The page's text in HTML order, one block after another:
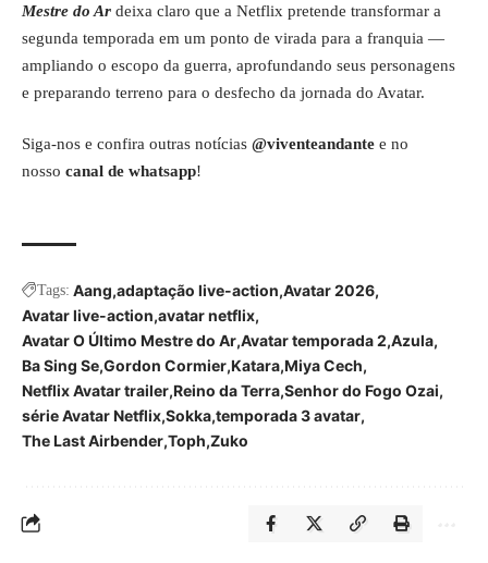
Mestre do Ar deixa claro que a Netflix pretende transformar a
segunda temporada em um ponto de virada para a franquia —
ampliando o escopo da guerra, aprofundando seus personagens
e preparando terreno para o desfecho da jornada do Avatar.
Siga-nos e confira outras notícias @viventeandante e no
nosso canal de whatsapp!
Tags: Aang adaptação live-action Avatar 2026
Avatar live-action avatar netflix
Avatar O Último Mestre do Ar Avatar temporada 2 Azula
Ba Sing Se Gordon Cormier Katara Miya Cech
Netflix Avatar trailer Reino da Terra Senhor do Fogo Ozai
série Avatar Netflix Sokka temporada 3 avatar
The Last Airbender Toph Zuko